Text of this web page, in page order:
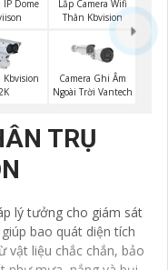
IP Dome
Lắp Camera Wifi
Thân Kbvision
Kbvision
Camera Ghi Âm
Ngoài Trời Vantech
TRỤ
lý tưởng cho giám sát
bao quát diện tích
vật liệu chắc chắn, bảo